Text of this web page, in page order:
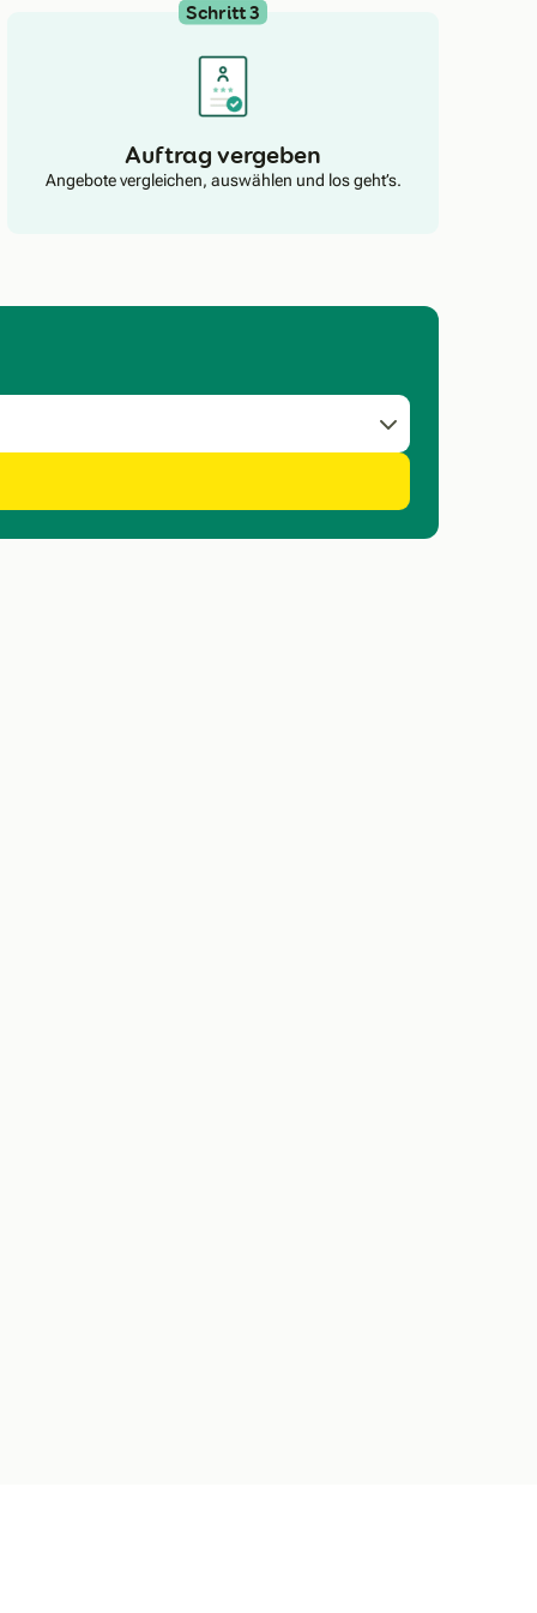
Schritt 3
Auftrag vergeben
Angebote vergleichen, auswählen und los geht’s.